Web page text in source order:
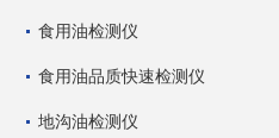
食用油检测仪
食用油品质快速检测仪
地沟油检测仪